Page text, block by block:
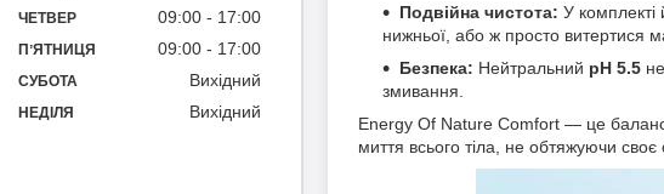
Подвійна чистота: У комплекті
нижньої, або ж просто витертися
Безпека: Нейтральний pH 5.5
змивання.
Energy Of Nature Comfort — це баланс
миття всього тіла, не обтяжуючи
ЧЕТВЕР 09:00 17:00
ПʼЯТНИЦЯ 09:00 17:00
СУБОТА Вихідний
НЕДІЛЯ Вихідний